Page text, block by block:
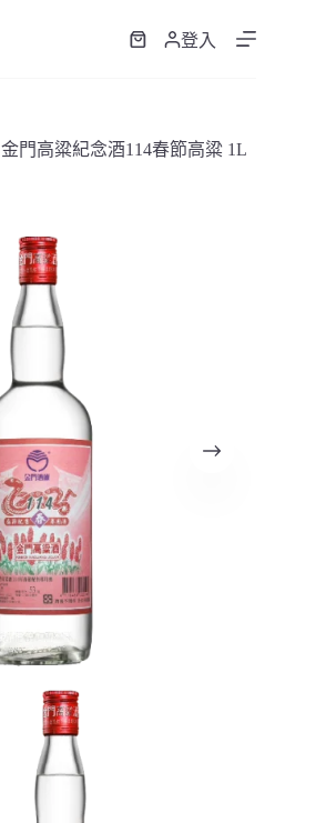
購
登入
金門高粱紀念酒114春節高粱 1L